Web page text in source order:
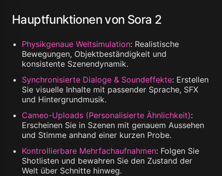
Hauptfunktionen von Sora 2
Physikgenaue Weltsimulation: Realistische
Bewegungen, Objektbeständigkeit und
konsistente Szenendynamik.
Synchronisierte Dialoge & Soundeffekte: Erstellen
Sie visuelle Inhalte mit passender Sprache, SFX
und Hintergrundmusik.
Cameo-Uploads (Personalisierte Ähnlichkeit):
Erscheinen Sie in Szenen mit genauem Aussehen
und Stimme anhand einer kurzen Probe.
Kontrollierbare Mehrfachaufnahmen: Folgen Sie
Shotlisten und bewahren Sie den Zustand der
Welt über Schnitte hinweg.